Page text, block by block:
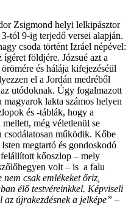
Zsigmond helyi lelkipásztor
tól 9-ig terjedő versei alapján.
csoda történt Izráel népével:
földjére. Józsué azt a
és hálája kifejezéséül
el a Jordán medréből
utódoknak. Úgy fogalmazott
magyarok lakta számos helyen
és -táblák, hogy a
még véletlenül se
csodálatosan működik. Kőbe
megtartó és gondoskodó
felállított kőoszlop – mely
volt – is a falu
nem csak emlékeket őriz,
élő testvéreinkkel. Képviseli
az újrakezdésnek a jelképe” –